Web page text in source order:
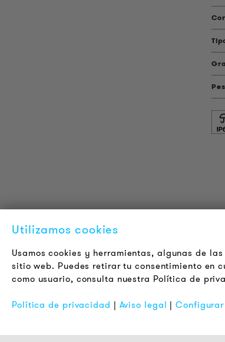
INFORMACIÓN DEL PRODUCTO
Proyectos de referencia
Descargas
Utilizamos cookies
Usamos cookies y herramientas, algunas de
sitio web. Puedes retirar tu consentimiento en
como usuario, consulta nuestra Política de
Política de privacidad | Aviso legal |Configurar